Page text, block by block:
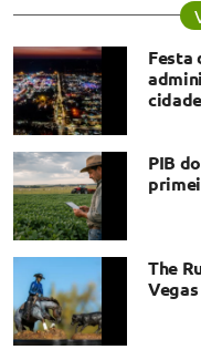
Festa
cidade
PIB
The